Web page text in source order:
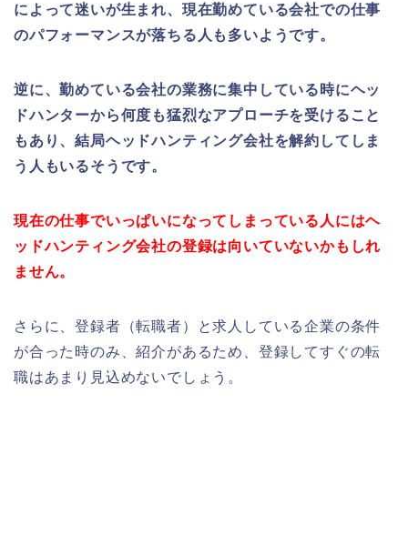
によって迷いが生まれ、現在勤めている会社での仕事
のパフォーマンスが落ちる人も多いようです。
逆に、勤めている会社の業務に集中している時にヘッ
ドハンターから何度も猛烈なアプローチを受けること
もあり、結局ヘッドハンティング会社を解約してしま
う人もいるそうです。
現在の仕事でいっぱいになってしまっている人にはヘ
ッドハンティング会社の登録は向いていないかもしれ
ません。
さらに、登録者（転職者）と求人している企業の条件
が合った時のみ、紹介があるため、登録してすぐの転
職はあまり見込めないでしょう。